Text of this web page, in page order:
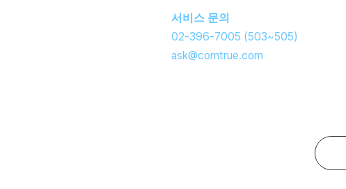
서비스 문의
02-396-7005 (503~505)
ask@comtrue.com